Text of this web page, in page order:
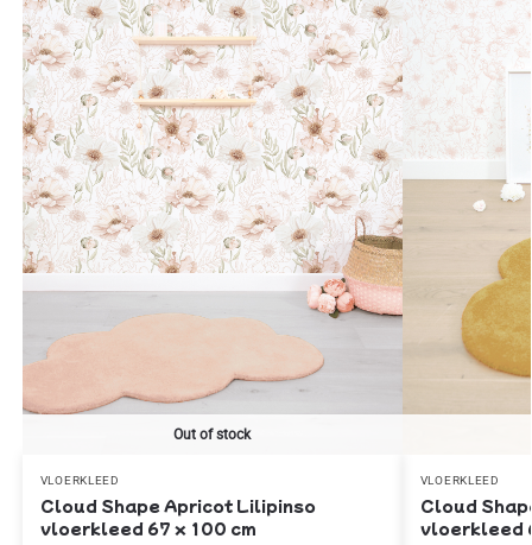
Out of stock
VLOERKLEED
Cloud Shape Apricot Lilipinso
vloerkleed 67 x 100 cm
VLOERKLEED
Cloud
vloerkleed